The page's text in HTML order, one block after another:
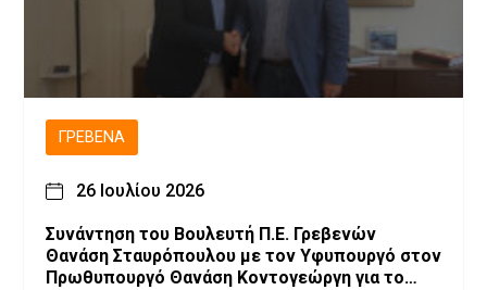
ΓΡΕΒΕΝΆ
26 Ιουλίου 2026
Συνάντηση του Βουλευτή Π.Ε. Γρεβενών
Θανάση Σταυρόπουλου με τον Υφυπουργό στον
Πρωθυπουργό Θανάση Κοντογεώργη για το